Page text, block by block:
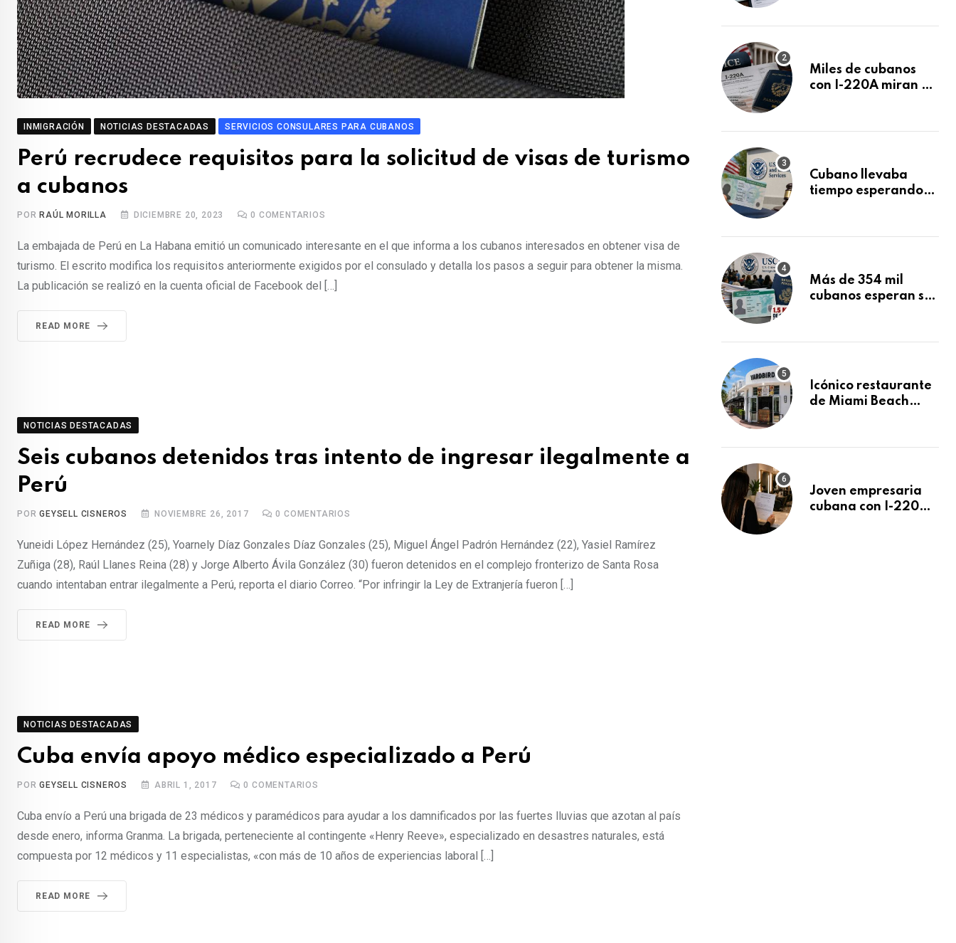
INMIGRACIÓN NOTICIAS DESTACADAS SERVICIOS CONSULARES PARA CUBANOS
Perú recrudece requisitos para la solicitud de visas de turismo
a cubanos
POR RAÚL MORILLA DICIEMBRE 20, 2023 0 COMENTARIOS
La embajada de Perú en La Habana emitió un comunicado interesante en el que informa a los cubanos interesados en obtener visa de
turismo. El escrito modifica los requisitos anteriormente exigidos por el consulado y detalla los pasos a seguir para obtener la misma.
La publicación se realizó en la cuenta oficial de Facebook del […]
READ MORE
NOTICIAS DESTACADAS
Seis cubanos detenidos tras intento de ingresar ilegalmente a
Perú
PORGEYSELL CISNEROS NOVIEMBRE 26, 2017 0 COMENTARIOS
Yuneidi López Hernández (25), Yoarnely Díaz Gonzales Díaz Gonzales (25), Miguel Ángel Padrón Hernández (22), Yasiel Ramírez
Zuñiga (28), Raúl Llanes Reina (28) y Jorge Alberto Ávila González (30) fueron detenidos en el complejo fronterizo de Santa Rosa
cuando intentaban entrar ilegalmente a Perú, reporta el diario Correo. “Por infringir la Ley de Extranjería fueron […]
READ MORE
NOTICIAS DESTACADAS
Cuba envía apoyo médico especializado a Perú
PORGEYSELL CISNEROS ABRIL 1, 2017 0 COMENTARIOS
Cuba envío a Perú una brigada de 23 médicos y paramédicos para ayudar a los damnificados por las fuertes lluvias que azotan al país
desde enero, informa Granma. La brigada, perteneciente al contingente «Henry Reeve», especializado en desastres naturales, está
compuesta por 12 médicos y 11 especialistas, «con más de 10 años de experiencias laboral […]
READ MORE
sin previo aviso
Miles de cubanos
con I-220A miran al
decidirse en una
Cubano llevaba
tiempo esperando
tras Writ of
Más de 354 mil
cubanos esperan su
acumula 1.5 millones
Icónico restaurante
de Miami Beach
después de 15 años
Joven empresaria
cubana con I-220A